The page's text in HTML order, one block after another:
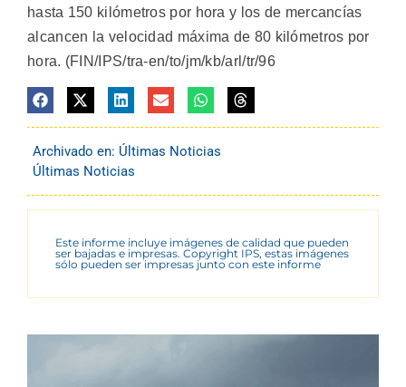
hasta 150 kilómetros por hora y los de mercancías
alcancen la velocidad máxima de 80 kilómetros por
hora. (FIN/IPS/tra-en/to/jm/kb/arl/tr/96
Archivado en: Últimas Noticias
Últimas Noticias
Este informe incluye imágenes de calidad que pueden
ser bajadas e impresas. Copyright IPS, estas imágenes
sólo pueden ser impresas junto con este informe